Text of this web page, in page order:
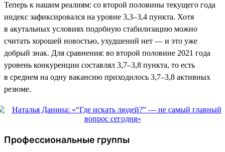
Теперь к нашим реалиям: со второй половины текущего года
индекс зафиксировался на уровне 3,3–3,4 пункта. Хотя
в акутальных условиях подобную стабилизацию можно
считать хорошей новостью, ухудшений нет — и это уже
добрый знак. Для сравнения: во второй половине 2021 года
уровень конкуренции составлял 3,7–3,8 пункта, то есть
в среднем на одну вакансию приходилось 3,7–3,8 активных
резюме.
Профессиональные группы